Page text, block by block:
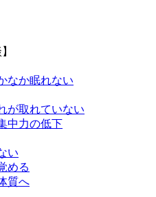
なか眠れない
が取れていない
中力の低下
い
める
質へ